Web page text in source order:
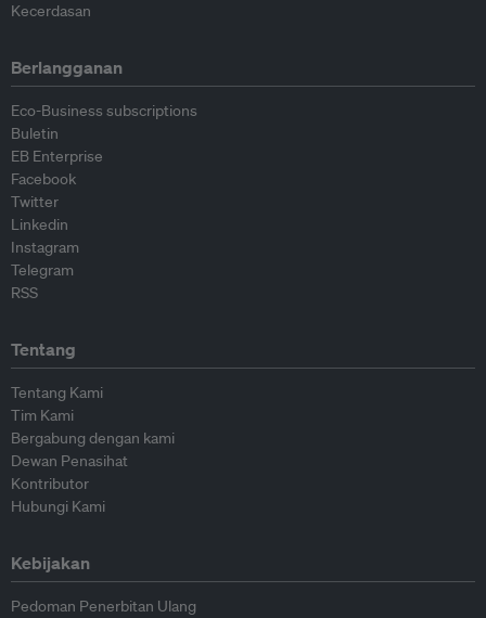
Kecerdasan
Berlangganan
Eco-Business subscriptions
Buletin
EB Enterprise
Facebook
Twitter
Linkedin
Instagram
Telegram
RSS
Tentang
Tentang Kami
Tim Kami
Bergabung dengan kami
Dewan Penasihat
Kontributor
Hubungi Kami
Kebijakan
Pedoman Penerbitan Ulang